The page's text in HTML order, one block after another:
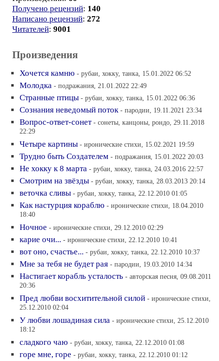
Получено рецензий: 140
Написано рецензий: 272
Читателей: 9001
Произведения
Хочется камню - рубаи, хокку, танка, 15.01.2022 06:52
Молодка - подражания, 21.01.2022 22:49
Странные птицы - рубаи, хокку, танка, 15.01.2022 06:36
Сознания неведомый поток - пародии, 19.11.2021 23:34
Вопрос-ответ-сонет - сонеты, канцоны, рондо, 29.11.2018
22:29
Четыре картины - иронические стихи, 15.02.2021 19:59
Трудно быть Создателем - подражания, 15.01.2022 20:03
Не хокку к 8 марта - рубаи, хокку, танка, 24.03.2016 22:57
Смотрим на звёзды - рубаи, хокку, танка, 28.03.2013 20:14
веточка сливы - рубаи, хокку, танка, 22.12.2010 01:05
Как настурция кораблю - иронические стихи, 18.04.2010
18:40
Ночное - иронические стихи, 29.12.2010 02:29
карие очи... - иронические стихи, 22.12.2010 10:41
вот оно, счастье... - рубаи, хокку, танка, 22.12.2010 10:37
Мне за тебя не будет рая - пародии, 19.03.2010 14:34
Настигает корабль усталость - авторская песня, 09.08.2011
20:36
Пред любви восхитительной силой - иронические стихи,
25.12.2010 02:04
У любви лошадиная сила - иронические стихи, 25.12.2010
18:12
сладкого чаю - рубаи, хокку, танка, 22.12.2010 01:08
горе мне, горе - рубаи, хокку, танка, 22.12.2010 01:12